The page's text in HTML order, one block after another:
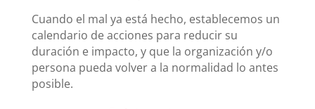
Cuando el mal ya está hecho, establecemos un
calendario de acciones para reducir su
duración e impacto, y que la organización y/o
persona pueda volver a la normalidad lo antes
posible.